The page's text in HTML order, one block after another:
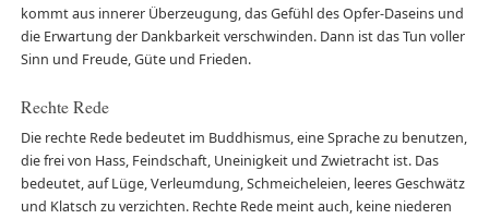
kommt aus innerer Überzeugung, das Gefühl des Opfer-Daseins und
die Erwartung der Dankbarkeit verschwinden. Dann ist das Tun voller
Sinn und Freude, Güte und Frieden.
Rechte Rede
Die rechte Rede bedeutet im Buddhismus, eine Sprache zu benutzen,
die frei von Hass, Feindschaft, Uneinigkeit und Zwietracht ist. Das
bedeutet, auf Lüge, Verleumdung, Schmeicheleien, leeres Geschwätz
und Klatsch zu verzichten. Rechte Rede meint auch, keine niederen